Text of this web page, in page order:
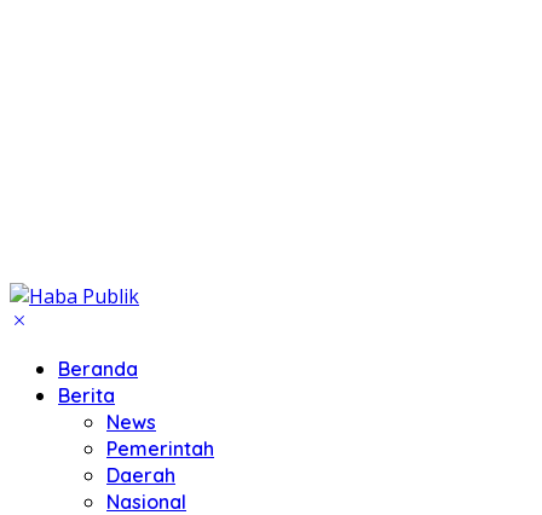
Beranda
Berita
News
Pemerintah
Daerah
Nasional